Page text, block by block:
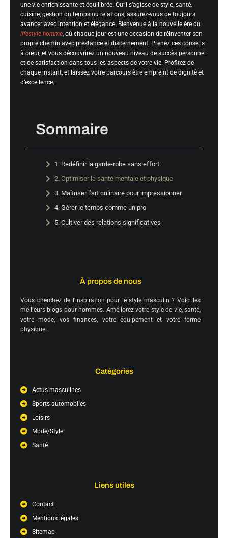
une vie enrichissante et équilibrée. Qu’il s’agisse de style, santé,
cuisine, gestion du temps ou relations, assurez-vous de toujours
avancer avec intention et élégance. Bienvenue à la nouvelle ère du
lifestyle homme , où chaque jour est une occasion de réinventer son
propre chemin avec prestance et discernement. Prenez ces conseils
à cœur, et vous découvrirez un nouveau niveau de succès personnel
et de satisfaction dans tous les aspects de votre vie. Profitez de
chaque instant, et laissez votre parcours être empreint de dignité et
d’excellence.
Sommaire
1. Redéfinir la garde-robe sans effort
2. Optimiser la santé mentale et physique
3. Maîtriser l’art culinaire pour impressionner
4. Gérer le temps comme un pro
5. Cultiver des relations significatives
À propos de nous
Vous cherchez de l’inspiration pour le style masculin ? Voici les
meilleurs blogs pour hommes. Améliorez votre style de vie, santé,
votre mode, vos finances, votre équipement et votre forme
physique.
Catégories
Actus masculines
Sports automobiles
Loisirs
Mode/Style
Santé
Liens utiles
Contact
Mentions légales
Sitemap